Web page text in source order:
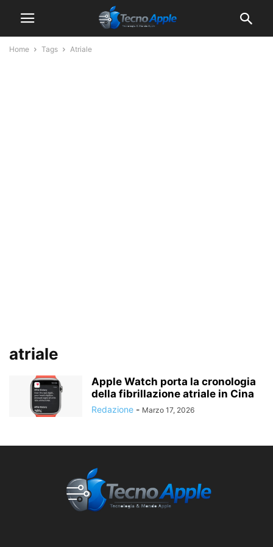
Home Tags Atriale
atriale
Apple Watch porta la cronologia
della fibrillazione atriale in Cina
Redazione - Marzo 17, 2026